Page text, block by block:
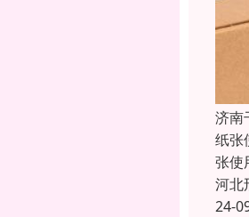
济南
纸张
张使
河北
24-